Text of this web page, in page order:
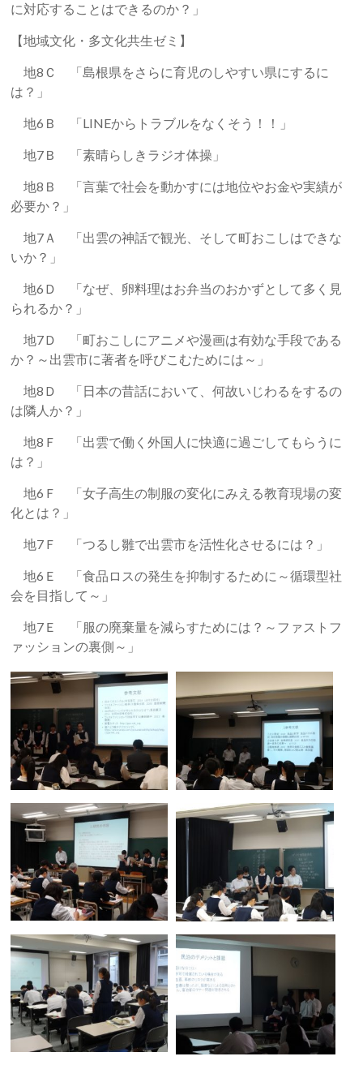
に対応することはできるのか？」
【地域文化・多文化共生ゼミ】
地8Ｃ 「島根県をさらに育児のしやすい県にするに
は？」
地6Ｂ 「LINEからトラブルをなくそう！！」
地7Ｂ 「素晴らしきラジオ体操」
地8Ｂ 「言葉で社会を動かすには地位やお金や実績が
必要か？」
地7Ａ 「出雲の神話で観光、そして町おこしはできな
いか？」
地6Ｄ 「なぜ、卵料理はお弁当のおかずとして多く見
られるか？」
地7Ｄ 「町おこしにアニメや漫画は有効な手段である
か？～出雲市に著者を呼びこむためには～」
地8Ｄ 「日本の昔話において、何故いじわるをするの
は隣人か？」
地8Ｆ 「出雲で働く外国人に快適に過ごしてもらうに
は？」
地6Ｆ 「女子高生の制服の変化にみえる教育現場の変
化とは？」
地7Ｆ 「つるし雛で出雲市を活性化させるには？」
地6Ｅ 「食品ロスの発生を抑制するために～循環型社
会を目指して～」
地7Ｅ 「服の廃棄量を減らすためには？～ファストフ
ァッションの裏側～」